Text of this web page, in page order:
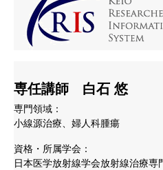
専任講師 白石 悠
専門領域：
小線源治療、婦人科腫瘍
資格・所属学会：
日本医学放射線学会放射線治療専